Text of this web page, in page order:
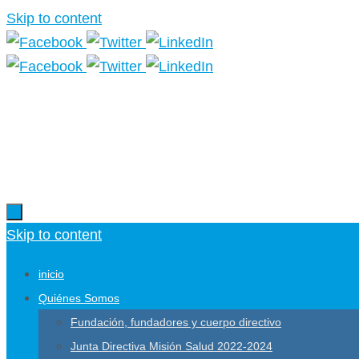
Skip to content
Skip to content
inicio
Quiénes Somos
Fundación, fundadores y cuerpo directivo
Junta Directiva Misión Salud 2022-2024